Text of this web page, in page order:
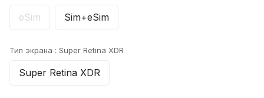
eSim Sim+eSim
Тип экрана : Super Retina XDR
Super Retina XDR